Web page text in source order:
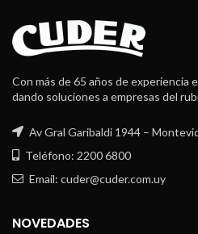
Con más de 65 años de experiencia
dando soluciones a empresas del
Av Gral Garibaldi 1944 –
Teléfono: 2200 6800
Email: cuder@cuder.com.uy
NOVEDADES